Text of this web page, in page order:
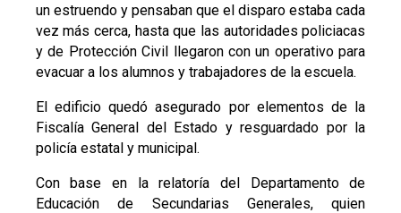
un estruendo y pensaban que el disparo estaba cada
vez más cerca, hasta que las autoridades policiacas
y de Protección Civil llegaron con un operativo para
evacuar a los alumnos y trabajadores de la escuela.
El edificio quedó asegurado por elementos de la
Fiscalía General del Estado y resguardado por la
policía estatal y municipal.
Con base en la relatoría del Departamento de
Educación de Secundarias Generales, quien